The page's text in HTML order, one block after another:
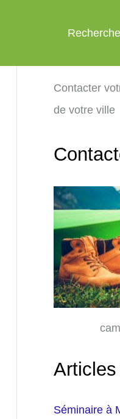
Contacter
de votre ville
Séminaire à